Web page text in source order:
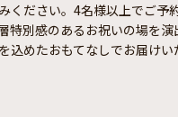
ください。4名様以上でご予
特別感のあるお祝いの場を
込めたおもてなしでお届け